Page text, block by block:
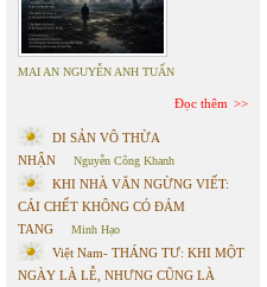
MAI AN NGUYỄN ANH TUẤN
Đọc thêm
DI SẢN VÔ THỪA
NHẬN
Nguyễn Công Khanh
KHI NHÀ VĂN NGỪNG VIẾT:
CÁI CHẾT KHÔNG CÓ ĐÁM
TANG
Minh Hạo
Việt Nam- THÁNG TƯ: KHI MỘT
NGÀY LÀ LỄ, NHƯNG CŨNG LÀ